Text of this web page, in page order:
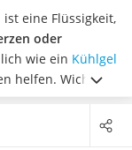
ist eine Flüssigkeit,
oder
wie ein Kühlgel
helfen. Wichtige
der Haut effektiver
Tests online